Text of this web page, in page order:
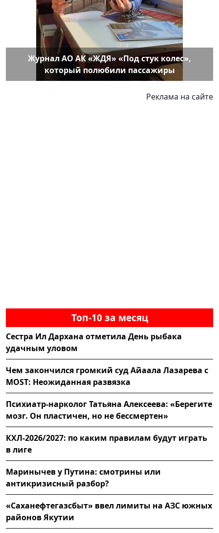
Журнал АО АК «ЖДЯ» «Под стук колес»,
который полюбили пассажиры
Реклама на сайте
Топ-10 за месяц
Сестра Ил Дархана отметила День рыбака
удачным уловом
Чем закончился громкий суд Айаала Лазарева с
MOST: Неожиданная развязка
Психиатр-нарколог Татьяна Алексеева: «Берегите
мозг. Он пластичен, но не бессмертен»
КХЛ-2026/2027: по каким правилам будут играть
в лиге
Маринычев у Путина: смотрины или
антикризисный разбор?
«Саханефтегазсбыт» ввел лимиты на АЗС южных
районов Якутии